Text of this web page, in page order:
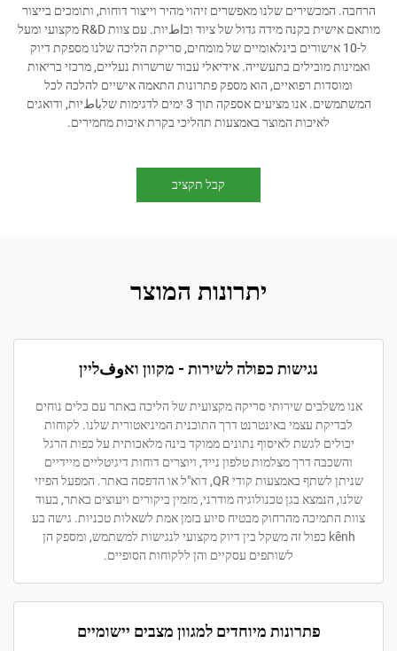
שלנו מאפשרים זיהוי מהיר וייצור דוחות, ותומכים בייצור
מותאם אישית בקנה מידה גדול של ציוד ובاطיות. עם צוות R&D מקצועי ומעל
אישורים בינלאומיים של מומחים, סריקת הליכה שלנו מספקת דיוק
מובילים בתעשייה. אידיאלי עבור שרשרות נעליים, מרכזי בריאות
רפואיים, הוא מספק פתרונות התאמה אישיים להלכה לכל
המשתמשים. אנו מציעים אספקה תוך 3 ימים לדגימות שלباطיות, ודואגים
לאיכות המוצר באמצעות תהליכי בקרת איכות מחמירים.
יתרונות המוצר
נגישות כפולה לשירות - מקוון ואوفליין
שירותי סריקה מקצועית של הליכה באתר עם כלים נוחים
עצמי באינטרנט דרך התוכנית המיניאטורית שלנו. לקוחות
לגשת לאיסוף נתונים ממוקד בינה מלאכותית על כפות הרגל
דרך מצלמות טלפון נייד, ויוצרים דוחות דיגיטליים מיידיים
שניתן לשתף באמצעות קודי QR, דוא"ל או הדפסה באתר. המפעל הפיזי
בגן טכנולוגיה מודרני, מזמין ביקורים ויעוצים באתר, בעוד
מהרחוק מבטיח סיוע בזמן אמת לשאלות טכניות. גישה בע
kênh כפול זה משקל בין דיוק מקצועי לנגישות למשתמש, ומספק הן
לשותפים עסקיים והן ללקוחות הסופיים.
פתרונות מיוחדים למגוון מצבים יישומיים